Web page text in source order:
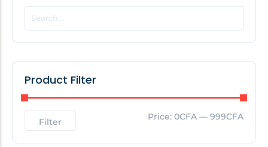
POPULAR THIS WEEK
No Posts Found!
No Posts Found!
Product Filter
Filter Price: 0CFA — 999CFA